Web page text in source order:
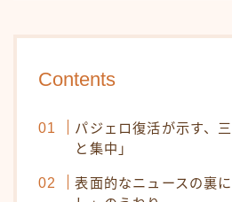
Contents
パジェロ復活が示す、
と集中」
表面的なニュースの裏